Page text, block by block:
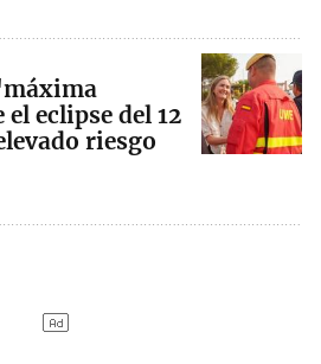
eclipse del 12
riesgo